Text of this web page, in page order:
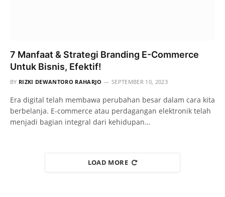
7 Manfaat & Strategi Branding E-Commerce
Untuk Bisnis, Efektif!
BY RIZKI DEWANTORO RAHARJO SEPTEMBER 10, 2023
Era digital telah membawa perubahan besar dalam cara kita
berbelanja. E-commerce atau perdagangan elektronik telah
menjadi bagian integral dari kehidupan…
LOAD MORE